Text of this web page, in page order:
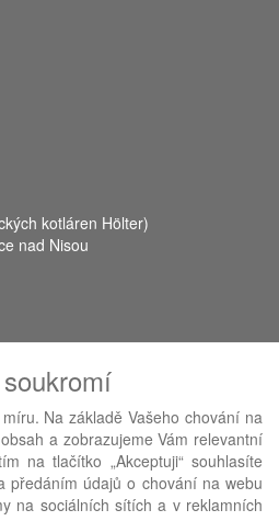
kotláren Hölter)
nad Nisou
Na základě Vašeho chování na
a zobrazujeme Vám relevantní
na tlačítko „Akceptuji“ souhlasíte
předáním údajů o chování na webu
na sociálních sítích a v reklamních